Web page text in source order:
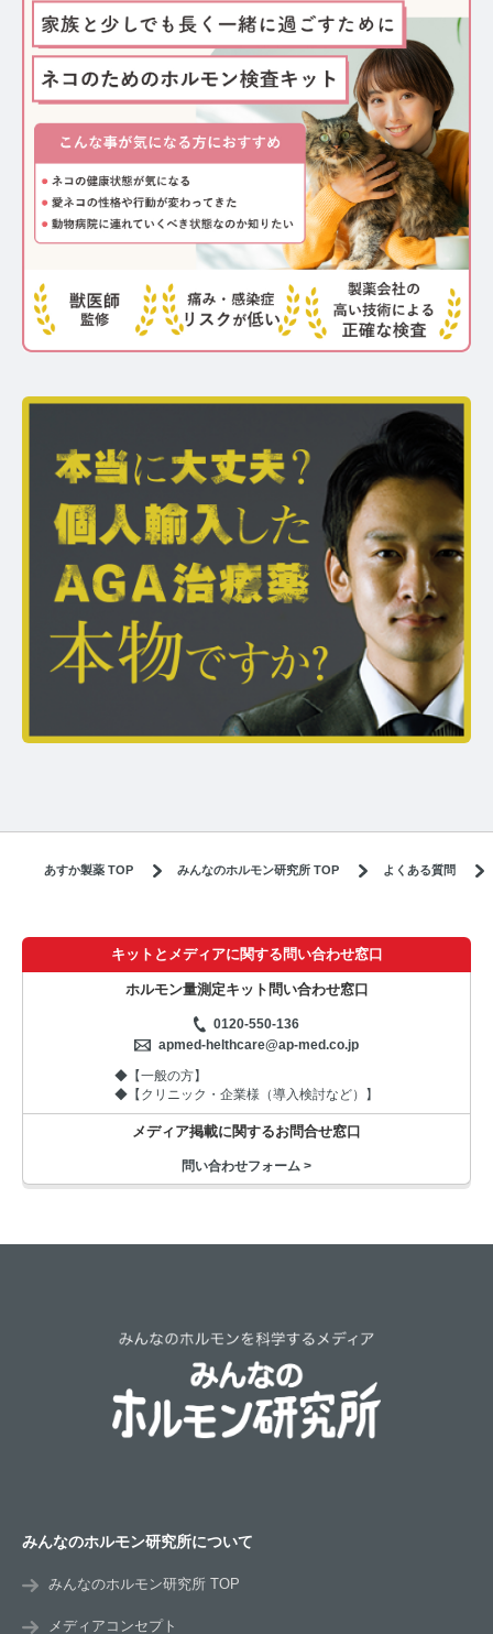
あすか製薬 TOP みんなのホルモン研究所 TOP よくある質問
キットとメディアに関する問い合わせ窓口
ホルモン量測定キット問い合わせ窓口
0120-550-136
apmed-helthcare@ap-med.co.jp
◆【一般の方】
◆【クリニック・企業様（導入検討など）】
メディア掲載に関するお問合せ窓口
問い合わせフォーム >
みんなのホルモン研究所について
みんなのホルモン研究所 TOP
メディアコンセプト